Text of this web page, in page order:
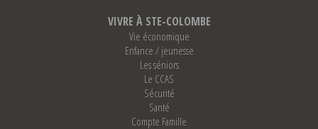
VIVRE À STE-COLOMBE
Vie économique
Enfance / jeunesse
Les séniors
Le CCAS
Sécurité
Santé
Compte Famille